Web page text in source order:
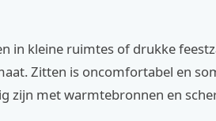
in kleine ruimtes of drukke
Zitten is oncomfortabel en
zijn met warmtebronnen en